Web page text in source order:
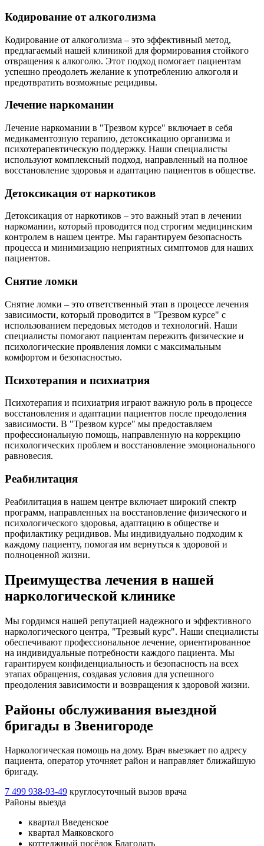
Кодирование от алкоголизма
Кодирование от алкоголизма – это эффективный метод,
предлагаемый нашей клиникой для формирования стойкого
отвращения к алкоголю. Этот подход помогает пациентам
успешно преодолеть желание к употреблению алкоголя и
предотвратить возможные рецидивы.
Лечение наркомании
Лечение наркомании в "Трезвом курсе" включает в себя
медикаментозную терапию, детоксикацию организма и
психотерапевтическую поддержку. Наши специалисты
используют комплексный подход, направленный на полное
восстановление здоровья и адаптацию пациентов в обществе.
Детоксикация от наркотиков
Детоксикация от наркотиков – это важный этап в лечении
наркомании, который проводится под строгим медицинским
контролем в нашем центре. Мы гарантируем безопасность
процесса и минимизацию неприятных симптомов для наших
пациентов.
Снятие ломки
Снятие ломки – это ответственный этап в процессе лечения
зависимости, который проводится в "Трезвом курсе" с
использованием передовых методов и технологий. Наши
специалисты помогают пациентам пережить физические и
психологические проявления ломки с максимальным
комфортом и безопасностью.
Психотерапия и психиатрия
Психотерапия и психиатрия играют важную роль в процессе
восстановления и адаптации пациентов после преодоления
зависимости. В "Трезвом курсе" мы предоставляем
профессиональную помощь, направленную на коррекцию
психологических проблем и восстановление эмоционального
равновесия.
Реабилитация
Реабилитация в нашем центре включает широкий спектр
программ, направленных на восстановление физического и
психологического здоровья, адаптацию в обществе и
профилактику рецидивов. Мы индивидуально подходим к
каждому пациенту, помогая им вернуться к здоровой и
полноценной жизни.
Преимущества лечения в нашей
наркологической клинике
Мы гордимся нашей репутацией надежного и эффективного
наркологического центра, "Трезвый курс". Наши специалисты
обеспечивают профессиональное лечение, ориентированное
на индивидуальные потребности каждого пациента. Мы
гарантируем конфиденциальность и безопасность на всех
этапах обращения, создавая условия для успешного
преодоления зависимости и возвращения к здоровой жизни.
Районы обслуживания выездной
бригады в Звенигороде
Наркологическая помощь на дому. Врач выезжает по адресу
пациента, оператор уточняет район и направляет ближайшую
бригаду.
7 499 938-93-49 круглосуточный вызов врача
Районы выезда
квартал Введенское
квартал Маяковского
коттеджный посёлок Благодать